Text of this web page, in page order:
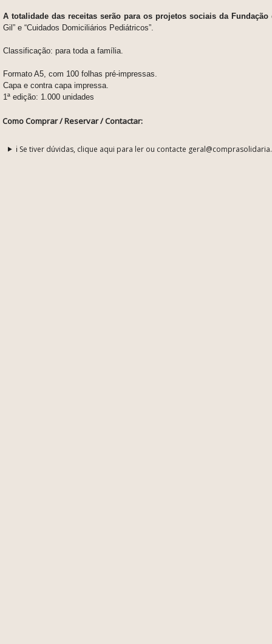
A totalidade das receitas serão para os projetos sociais da Fundação
Gil” e “Cuidados Domiciliários Pediátricos”.
Classificação: para toda a família.
Formato A5, com 100 folhas pré-impressas.
Capa e contra capa impressa.
1ª edição: 1.000 unidades
Como Comprar / Reservar / Contactar:
ℹ️ Se tiver dúvidas, clique aqui para ler ou contacte